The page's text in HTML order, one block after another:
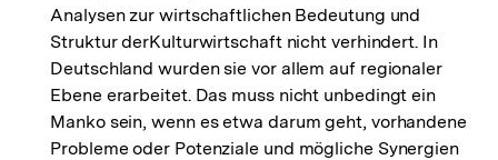
Analysen zur wirtschaftlichen Bedeutung und
Struktur derKulturwirtschaft nicht verhindert. In
Deutschland wurden sie vor allem auf regionaler
Ebene erarbeitet. Das muss nicht unbedingt ein
Manko sein, wenn es etwa darum geht, vorhandene
Probleme oder Potenziale und mögliche Synergien